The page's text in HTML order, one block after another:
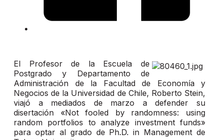
El Profesor de la Escuela de
Postgrado y Departamento de
Administración de la Facultad de Economía y
Negocios de la Universidad de Chile, Roberto Stein,
viajó a mediados de marzo a defender su
disertación «Not fooled by randomness: using
random portfolios to analyze investment funds»
para optar al grado de Ph.D. in Management de